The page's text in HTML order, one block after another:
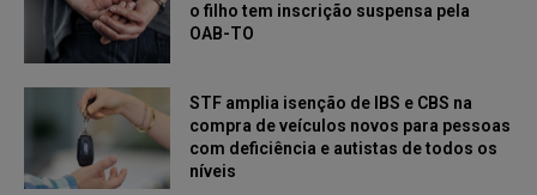
o filho tem inscrição suspensa pela
OAB-TO
STF amplia isenção de IBS e CBS na
compra de veículos novos para pessoas
com deficiência e autistas de todos os
níveis